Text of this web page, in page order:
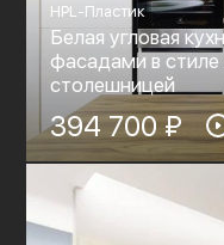
HPL-Пластик
Белая угловая
фасадами в стиле
столешницей
394 700 ₽